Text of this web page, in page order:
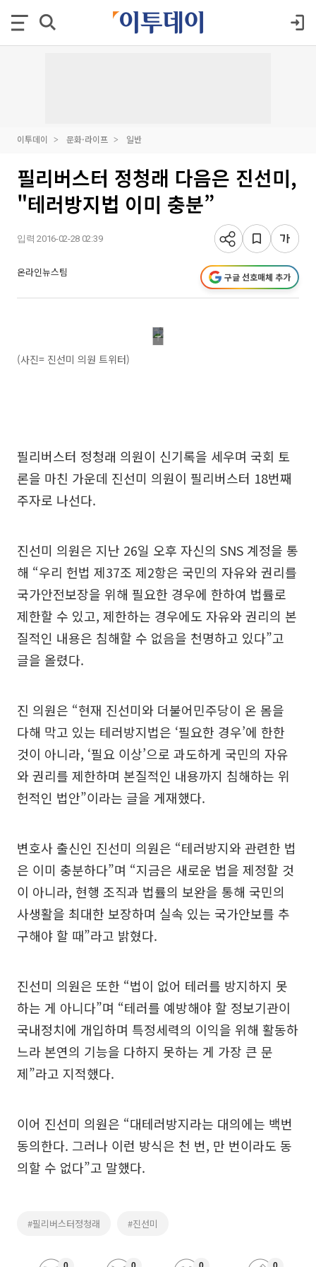
이투데이 문화·라이프 일반
필리버스터 정청래 다음은 진선미,
"테러방지법 이미 충분”
입력 2016-02-28 02:39
온라인뉴스팀 구글 선호매체 추가
(사진= 진선미 의원 트위터)
필리버스터 정청래 의원이 신기록을 세우며 국회 토
론을 마친 가운데 진선미 의원이 필리버스터 18번째
주자로 나선다.
진선미 의원은 지난 26일 오후 자신의 SNS 계정을 통
해 “우리 헌법 제37조 제2항은 국민의 자유와 권리를
국가안전보장을 위해 필요한 경우에 한하여 법률로
제한할 수 있고, 제한하는 경우에도 자유와 권리의 본
질적인 내용은 침해할 수 없음을 천명하고 있다”고
글을 올렸다.
진 의원은 “현재 진선미와 더불어민주당이 온 몸을
다해 막고 있는 테러방지법은 ‘필요한 경우’에 한한
것이 아니라, ‘필요 이상’으로 과도하게 국민의 자유
와 권리를 제한하며 본질적인 내용까지 침해하는 위
헌적인 법안”이라는 글을 게재했다.
변호사 출신인 진선미 의원은 “테러방지와 관련한 법
은 이미 충분하다”며 “지금은 새로운 법을 제정할 것
이 아니라, 현행 조직과 법률의 보완을 통해 국민의
사생활을 최대한 보장하며 실속 있는 국가안보를 추
구해야 할 때”라고 밝혔다.
진선미 의원은 또한 “법이 없어 테러를 방지하지 못
하는 게 아니다”며 “테러를 예방해야 할 정보기관이
국내정치에 개입하며 특정세력의 이익을 위해 활동하
느라 본연의 기능을 다하지 못하는 게 가장 큰 문
제”라고 지적했다.
이어 진선미 의원은 “대테러방지라는 대의에는 백번
동의한다. 그러나 이런 방식은 천 번, 만 번이라도 동
의할 수 없다”고 말했다.
#필리버스터정청래 #진선미